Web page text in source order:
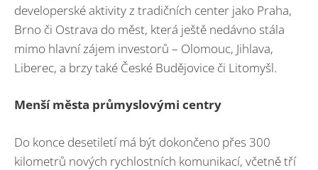
developerské aktivity z tradičních center jako Praha,
Brno či Ostrava do měst, která ještě nedávno stála
mimo hlavní zájem investorů – Olomouc, Jihlava,
Liberec, a brzy také České Budějovice či Litomyšl.
Menší města průmyslovými centry
Do konce desetiletí má být dokončeno přes 300
kilometrů nových rychlostních komunikací, včetně tří